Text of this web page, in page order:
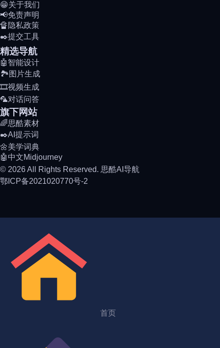
😁关于我们
📢免责声明
🔏隐私政策
✒️提交工具
精选导航
🤖智能设计
🏞️图片生成
🎞️视频生成
🦜对话问答
旗下网站
🌈思酷素材
✒️AI提示词
🌼美学词典
🤖中文Midjourney
© 2026 All Rights Reserved. 思酷AI导航
鄂ICP备2021020770号-2
首页